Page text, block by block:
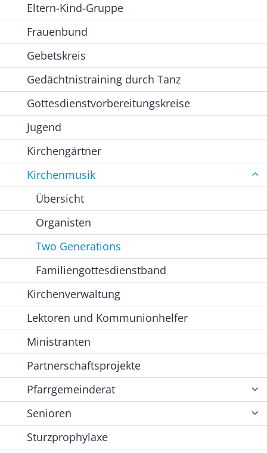
Eltern-Kind-Gruppe
Frauenbund
Gebetskreis
Gedächtnistraining durch Tanz
Gottesdienstvorbereitungskreise
Jugend
Kirchengärtner
Kirchenmusik
Übersicht
Organisten
Two Generations
Familiengottesdienstband
Kirchenverwaltung
Lektoren und Kommunionhelfer
Ministranten
Partnerschaftsprojekte
Pfarrgemeinderat
Senioren
Sturzprophylaxe